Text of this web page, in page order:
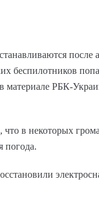
беспилотников
материале РБК-
в некоторых
погода.